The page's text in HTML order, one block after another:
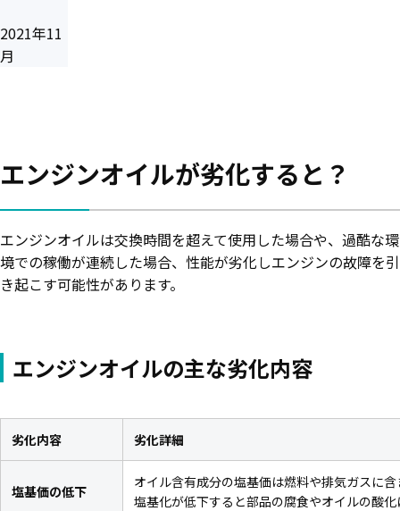
2021年11
月
エンジンオイルが劣化すると？
エンジンオイルは交換時間を超えて使用した場合や、過酷な環
境での稼働が連続した場合、性能が劣化しエンジンの故障を引
き起こす可能性があります。
エンジンオイルの主な劣化内容
劣化内容 劣化詳細
塩基価の低下
オイル含有成分の塩基価は燃料や排気ガスに
塩基化が低下すると部品の腐食やオイルの酸